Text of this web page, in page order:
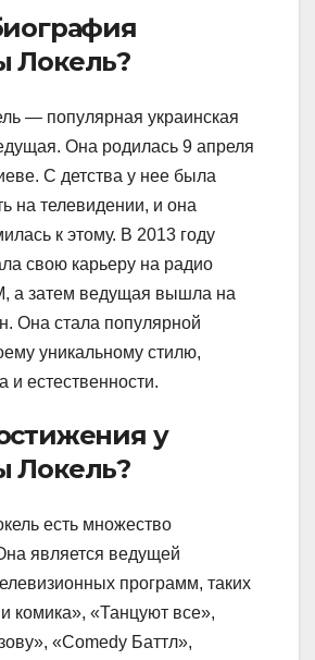
Локель?
— популярная украинская
Она родилась 9 апреля
С детства у нее была
на телевидении, и она
к этому. В 2013 году
свою карьеру на радио
а затем ведущая вышла на
Она стала популярной
уникальному стилю,
и естественности.
у
Локель?
есть множество
является ведущей
программ, таких
комика», «Танцуют все»,
«Comedy Баттл»,